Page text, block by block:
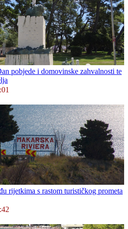
pobjede i domovinske zahvalnosti te
rijetkima s rastom turističkog prometa